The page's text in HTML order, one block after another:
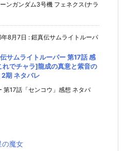
ンガンダム3号機 フェネクス(ナラ
8月7日 : 鎧真伝サムライトルーパ
サムライトルーパー 第17話 感
れでチャラ]龍成の真意と紫音の
2期 ネタバレ
第17話「センコウ」感想 ネタバ
の魔女